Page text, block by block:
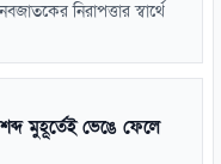
নিরাপত্তার স্বার্থে
মুহূর্তেই ভেঙে ফেলে